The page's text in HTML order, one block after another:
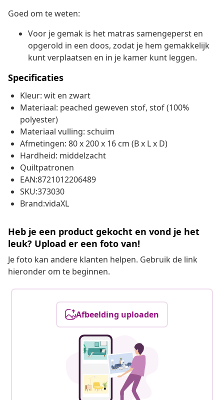
Goed om te weten:
Voor je gemak is het matras samengeperst en
opgerold in een doos, zodat je hem gemakkelijk
kunt verplaatsen en in je kamer kunt leggen.
Specificaties
Kleur: wit en zwart
Materiaal: peached geweven stof, stof (100%
polyester)
Materiaal vulling: schuim
Afmetingen: 80 x 200 x 16 cm (B x L x D)
Hardheid: middelzacht
Quiltpatronen
EAN:8721012206489
SKU:373030
Brand:vidaXL
Heb je een product gekocht en vond je het
leuk? Upload er een foto van!
Je foto kan andere klanten helpen. Gebruik de link
hieronder om te beginnen.
Afbeelding uploaden